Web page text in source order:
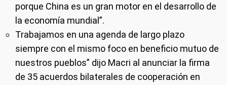
porque China es un gran motor en el desarrollo de
la economía mundial”.
Trabajamos en una agenda de largo plazo
siempre con el mismo foco en beneficio mutuo de
nuestros pueblos” dijo Macri al anunciar la firma
de 35 acuerdos bilaterales de cooperación en